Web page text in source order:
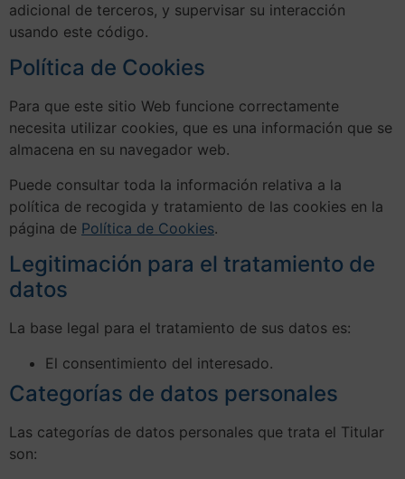
adicional de terceros, y supervisar su interacción
usando este código.
Política de Cookies
Para que este sitio Web funcione correctamente
necesita utilizar cookies, que es una información que se
almacena en su navegador web.
Puede consultar toda la información relativa a la
política de recogida y tratamiento de las cookies en la
página de Política de Cookies.
Legitimación para el tratamiento de
datos
La base legal para el tratamiento de sus datos es:
El consentimiento del interesado.
Categorías de datos personales
Las categorías de datos personales que trata el Titular
son: